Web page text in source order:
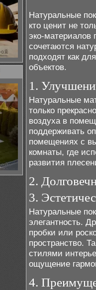
Натуральные
кто ценит не
эко-материалов
сочетаются
подходят как
объектов.
1.
Натуральные
только
воздуха в
поддерживать
помещениях с
комнаты, где
развития
2.
3.
Натуральные
элегантность.
пробки или
пространство.
стилями
ощущение
4.